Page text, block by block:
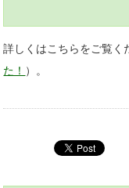
詳しくはこちらをご覧く
た！ ）。